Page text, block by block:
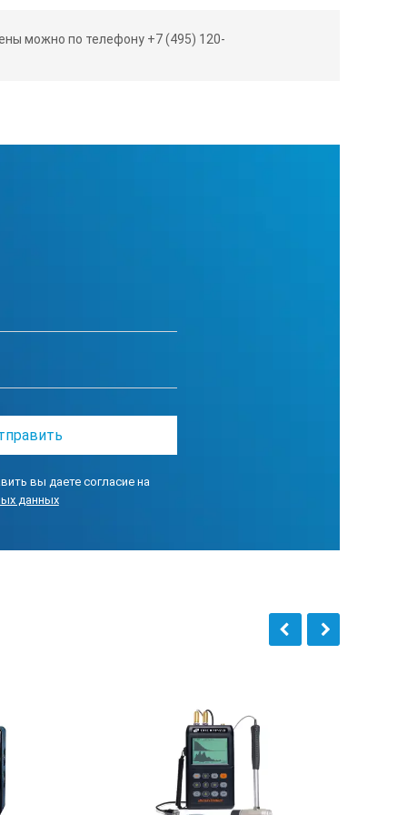
вычисления и обработку
по Bluetooth в компьютер
можно по телефону +7 (495) 120-
вы даете согласие на
данных